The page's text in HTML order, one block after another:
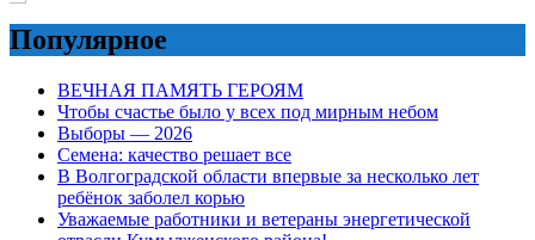
Популярное
ВЕЧНАЯ ПАМЯТЬ ГЕРОЯМ
Чтобы счастье было у всех под мирным небом
Выборы — 2026
Семена: качество решает все
В Волгоградской области впервые за несколько лет
ребёнок заболел корью
Уважаемые работники и ветераны энергетической